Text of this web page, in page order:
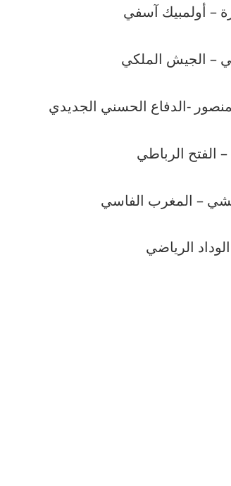
– أولمبيك آسفي
– الجيش الملكي
-الدفاع الحسني الجديدي
الفتح الرباطي
– المغرب الفاسي
الرياضي